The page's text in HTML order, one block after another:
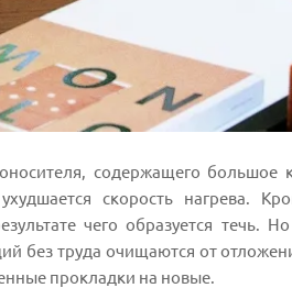
содержащего большое
скорость нагрева.
чего образуется течь.
без труда очищаются от
прокладки на новые.